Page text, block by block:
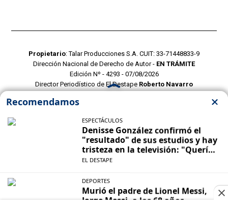
Propietario: Talar Producciones S.A. CUIT: 33-71448833-9
Dirección Nacional de Derecho de Autor - EN TRÁMITE
Edición Nº - 4293 - 07/08/2026
Director Periodístico de El Destape Roberto Navarro
POLITICAS DE PRIVACIDAD
CONTACTO COMERCIAL
CONTACTO EDITORIAL
Mustang Cloud- CMS para portales de noticias